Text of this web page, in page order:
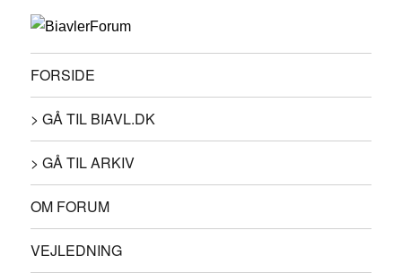
FORSIDE
> GÅ TIL BIAVL.DK
> GÅ TIL ARKIV
OM FORUM
VEJLEDNING